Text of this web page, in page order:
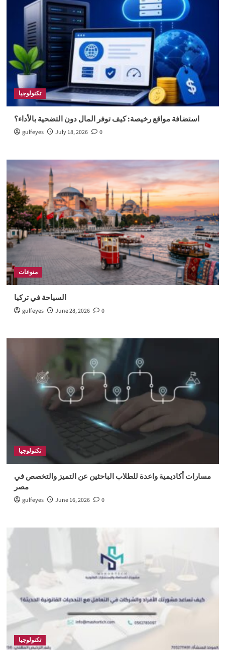
تكنولوجيا
استضافة مواقع رخيصة: كيف توفر المال دون التضحية بالأداء؟
gulfeyes July 18, 2026 0
منوعات
السياحة في تركيا
gulfeyes June 28, 2026 0
تكنولوجيا
مسارات أكاديمية واعدة للطلاب الباحثين عن التميز والتخصص في
مصر
gulfeyes June 16, 2026 0
تكنولوجيا